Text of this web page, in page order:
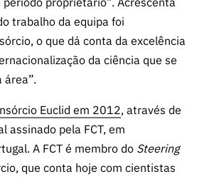
trabalho da equipa foi
o que dá conta da excelência
da ciência que se
área”.
Euclid em 2012, através de
assinado pela FCT, em
A FCT é membro do Steering
que conta hoje com cientistas